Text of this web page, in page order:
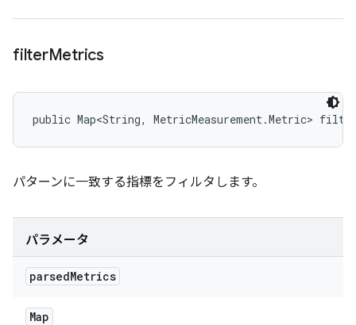
filterMetrics
public Map<String, MetricMeasurement.Metric>
パターンに一致する指標をフィルタします。
パラメータ
parsedMetrics
Map